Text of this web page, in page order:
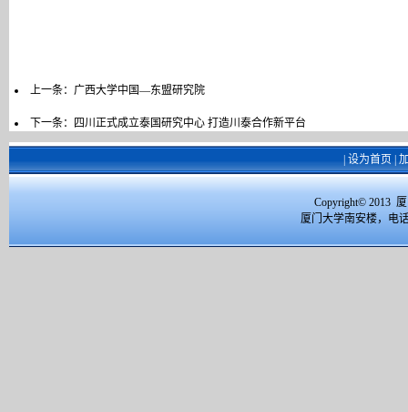
上一条： 广西大学中国—东盟研究院
下一条： 四川正式成立泰国研究中心 打造川泰合作新平台
设为首页
Copyright© 2013
厦门大学南安楼，电